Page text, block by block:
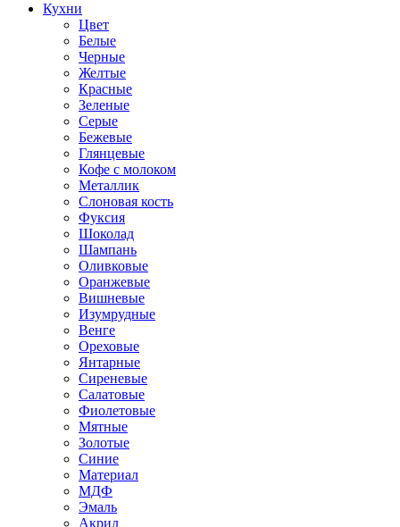
Кухни
Цвет
Белые
Черные
Желтые
Красные
Зеленые
Серые
Бежевые
Глянцевые
Кофе с молоком
Металлик
Слоновая кость
Фуксия
Шоколад
Шампань
Оливковые
Оранжевые
Вишневые
Изумрудные
Венге
Ореховые
Янтарные
Сиреневые
Салатовые
Фиолетовые
Мятные
Золотые
Синие
Материал
МДФ
Эмаль
Акрил